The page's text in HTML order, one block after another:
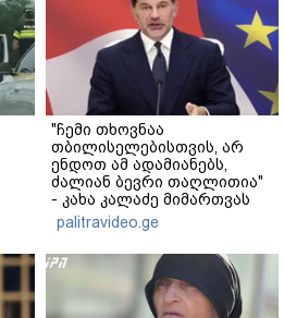
"ჩემი თხოვნაა
თბილისელებისთვის, არ
ენდოთ ამ ადამიანებს,
ძალიან ბევრი თაღლითია"
- კახა კალაძე მიმართვას
ავრცელებს
palitravideo.ge